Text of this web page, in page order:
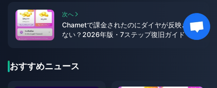
次へ
Chametで課金されたのにダイヤが反映され
ない？2026年版・7ステップ復旧ガイド
おすすめニュース